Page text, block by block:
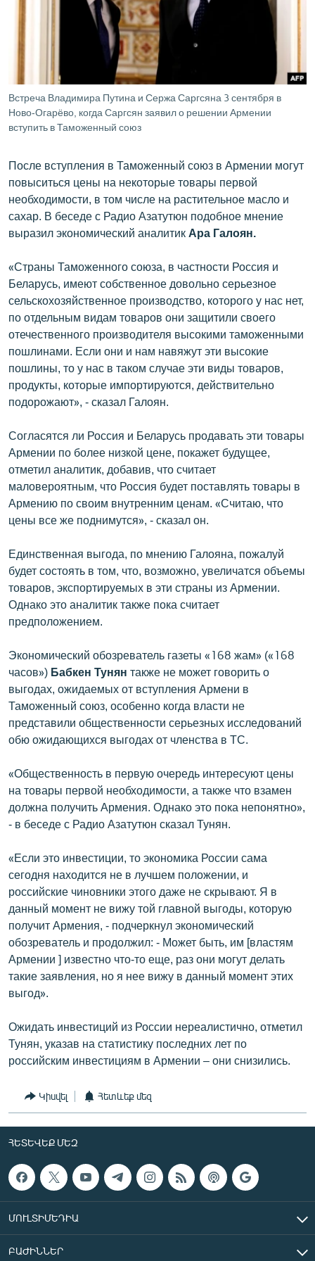
ՄԵԿՆԱԲԱՆՈՒԹՅՈՒՆ
ՏՏ ԵՒ ԻՆՏԵՐՆԵՏ
ԱՐԽԻՎ
ՏԵՍԱՆՅՈՒԹԵՐ
ԲԱՆԱՎԵՃ
ՁԳՏԵԼՈՎ ԼԱՎԱԳՈՒՅՆԻՆ
ՓՈԴՔԱՍԹ
Հայերեն
English
Русский
ՀԵՏԵՎԵՔ ՄԵԶ
«Ազատության» բոլոր կայքերը
Встреча Владимира Путина и Сержа Саргсяна 3 сентября в
Ново-Огарёво, когда Саргсян заявил о решении Армении
вступить в Таможенный союз
После вступления в Таможенный союз в Армении могут
повыситься цены на некоторые товары первой
необходимости, в том числе на растительное масло и
сахар. В беседе с Радио Азатутюн подобное мнение
выразил экономический аналитик Ара Галоян.
«Страны Таможенного союза, в частности Россия и
Беларусь, имеют собственное довольно серьезное
сельскохозяйственное производство, которого у нас нет,
по отдельным видам товаров они защитили своего
отечественного производителя высокими таможенными
пошлинами. Если они и нам навяжут эти высокие
пошлины, то у нас в таком случае эти виды товаров,
продукты, которые импортируются, действительно
подорожают», - сказал Галоян.
Согласятся ли Россия и Беларусь продавать эти товары
Армении по более низкой цене, покажет будущее,
отметил аналитик, добавив, что считает
маловероятным, что Россия будет поставлять товары в
Армению по своим внутренним ценам. «Считаю, что
цены все же поднимутся», - сказал он.
Единственная выгода, по мнению Галояна, пожалуй
будет состоять в том, что, возможно, увеличатся объемы
товаров, экспортируемых в эти страны из Армении.
Однако это аналитик также пока считает
предположением.
Экономический обозреватель газеты «168 жам» («168
часов») Бабкен Тунян также не может говорить о
выгодах, ожидаемых от вступления Армени в
Таможенный союз, особенно когда власти не
представили общественности серьезных исследований
обю ожидающихся выгодах от членства в ТС.
«Общественность в первую очередь интересуют цены
на товары первой необходимости, а также что взамен
должна получить Армения. Однако это пока непонятно»,
- в беседе с Радио Азатутюн сказал Тунян.
«Если это инвестиции, то экономика России сама
сегодня находится не в лучшем положении, и
российские чиновники этого даже не скрывают. Я в
данный момент не вижу той главной выгоды, которую
получит Армения, - подчеркнул экономический
обозреватель и продолжил: - Может быть, им [властям
Армении ] известно что-то еще, раз они могут делать
такие заявления, но я нее вижу в данный момент этих
выгод».
Ожидать инвестиций из России нереалистично, отметил
Тунян, указав на статистику последних лет по
российским инвестициям в Армении – они снизились.
Կիսվել Հետևեք մեզ
ՀԵՏԵՎԵՔ ՄԵԶ
ՄՈՒԼՏԻՄԵԴԻԱ
ԲԱԺԻՆՆԵՐ